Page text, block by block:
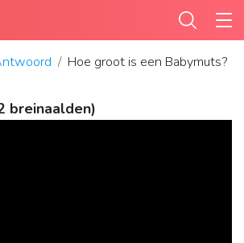
Hoe groot is een Babymuts?
breinaalden)